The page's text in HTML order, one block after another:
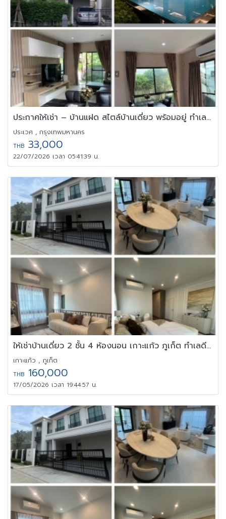
ประกาศให้เช่า – บ้านแฝด สไตล์บ้านเดี่ยว พร้อมอยู่ ทำเลพระราม 9
ประเวศ , กรุงเทพมหานคร
THB 33,000
22/07/2026 เวลา 05:41:39 น.
ให้เช่าบ้านเดี่ยว 2 ชั้น 4 ห้องนอน เกาะแก้ว ภูเก็ต ทำเลดีสงบ
เกาะแก้ว , ภูเก็ต
THB 160,000
17/05/2026 เวลา 19:44:57 น.